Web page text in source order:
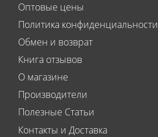
Оптовые цены
Политика конфиденциальности
Обмен и возврат
Книга отзывов
О магазине
Производители
Полезные Статьи
Контакты и Доставка